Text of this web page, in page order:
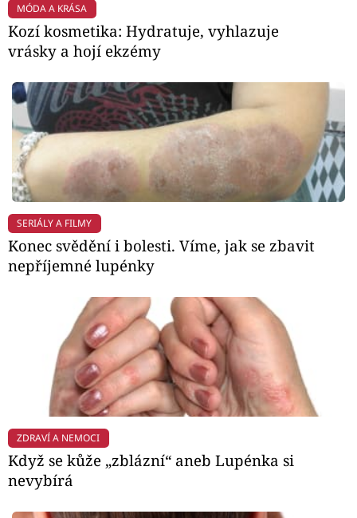
MÓDA A KRÁSA
Kozí kosmetika: Hydratuje, vyhlazuje
vrásky a hojí ekzémy
SERIÁLY A FILMY
Konec svědění i bolesti. Víme, jak se zbavit
nepříjemné lupénky
ZDRAVÍ A NEMOCI
Když se kůže „zblázní“ aneb Lupénka si
nevybírá